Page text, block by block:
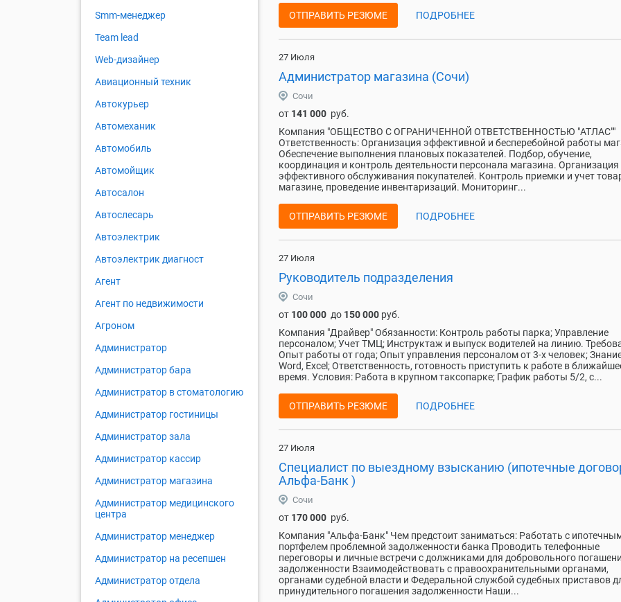
ОТПРАВИТЬ РЕЗЮМЕ ПОДРОБНЕЕ
27 Июля
Администратор магазина (Сочи)
Сочи
от 141 000 руб.
Компания "ОБЩЕСТВО С ОГРАНИЧЕННОЙ ОТВЕТСТВЕННОСТЬЮ "АТЛАС""
Ответственность: Организация эффективной и бесперебойной работы
Обеспечение выполнения плановых показателей. Подбор, обучение,
координация и контроль деятельности персонала магазина. Организация
эффективного обслуживания покупателей. Контроль приемки и учет
магазине, проведение инвентаризаций. Мониторинг...
ОТПРАВИТЬ РЕЗЮМЕ ПОДРОБНЕЕ
27 Июля
Руководитель подразделения
Сочи
от 100 000 до 150 000 руб.
Компания "Драйвер" Обязанности: Контроль работы парка; Управление
персоналом; Учет ТМЦ; Инструктаж и выпуск водителей на линию.
Опыт работы от года; Опыт управления персоналом от 3-х человек;
Word, Excel; Ответственность, готовность приступить к работе в
время. Условия: Работа в крупном таксопарке; График работы 5/2, с...
ОТПРАВИТЬ РЕЗЮМЕ ПОДРОБНЕЕ
27 Июля
Специалист по выездному взысканию (ипотечные
Альфа-Банк )
Сочи
от 170 000 руб.
Компания "Альфа-Банк" Чем предстоит заниматься: Работать с
портфелем проблемной задолженности банка Проводить телефонные
переговоры и личные встречи с должниками для добровольного
задолженности Взаимодействовать с правоохранительными органами,
органами судебной власти и Федеральной службой судебных приставов
принудительного погашения задолженности Наши...
Smm-менеджер
Team lead
Web-дизайнер
Авиационный техник
Автокурьер
Автомеханик
Автомобиль
Автомойщик
Автосалон
Автослесарь
Автоэлектрик
Автоэлектрик диагност
Агент
Агент по недвижимости
Агроном
Администратор
Администратор бара
Администратор в стоматологию
Администратор гостиницы
Администратор зала
Администратор кассир
Администратор магазина
Администратор медицинского
центра
Администратор менеджер
Администратор на ресепшен
Администратор отдела